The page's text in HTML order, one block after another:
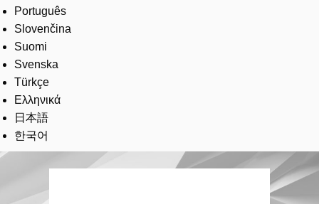
Português
Slovenčina
Suomi
Svenska
Türkçe
Ελληνικά
日本語
한국어